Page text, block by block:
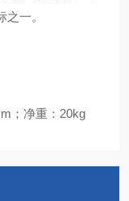
一。
；净重：20kg